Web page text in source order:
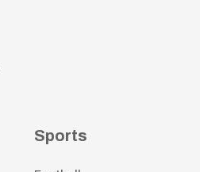
Sports